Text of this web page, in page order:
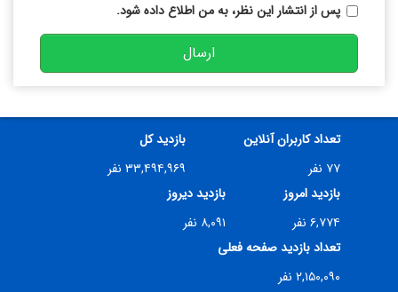
پس از انتشار این نظر، به من اطلاع داده شود.
ارسال
تعداد کاربران آنلاین
۷۷ نفر
بازدید کل
۳۳,۴۹۴,۹۶۹ نفر
بازدید امروز
۶,۷۷۴ نفر
بازدید دیروز
۸,۰۹۱ نفر
تعداد بازدید صفحه فعلی
۲,۱۵۰,۰۹۰ نفر